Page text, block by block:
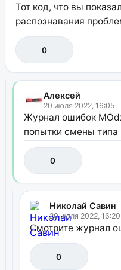
Тот код, что вы
распознавания
0
Алексей
20 июля 2022, 16:05
Журнал ошибок
попытки смены типа
0
Николай Савин
20 июля 2022, 16:20
Смотрите журнал
0